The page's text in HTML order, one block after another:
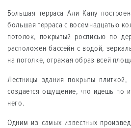
Большая терраса Али Капу
большая терраса с восемнадцатью
потолок, покрытый росписью по
расположен бассейн с водой,
на потолке, отражая образ всей
Лестницы здания покрыты
создается ощущение, что идешь по
него.
Одним из самых известных